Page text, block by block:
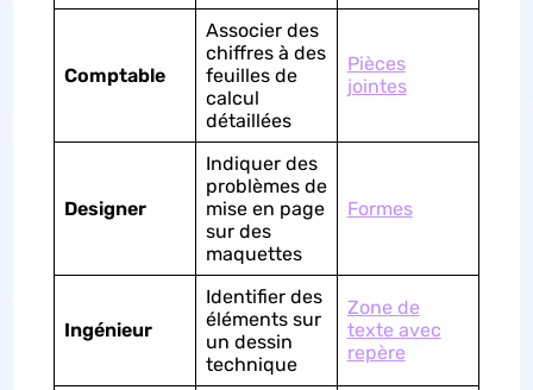
Comptable
Associer des
chiffres à des
feuilles de
calcul
détaillées
Pièces
jointes
Designer
Indiquer des
problèmes de
mise en page
sur des
maquettes
Formes
Ingénieur
Identifier des
éléments sur
un dessin
technique
Zone de
texte avec
repère